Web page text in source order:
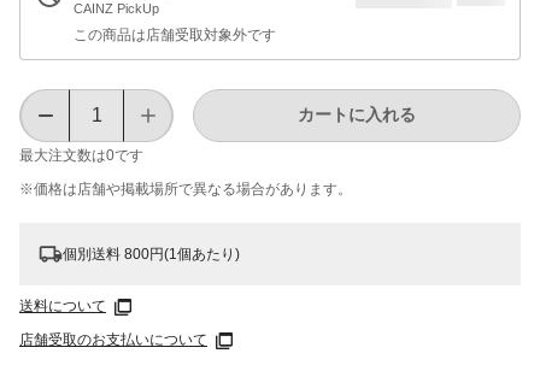
CAINZ PickUp
この商品は店舗受取対象外です
最大注文数は0です
カートに入れる
※価格は​店舗や​掲載場所で​異なる​場合が​あります。
個別送料 800円(1個あたり)
送料について
店舗受取のお支払いについて